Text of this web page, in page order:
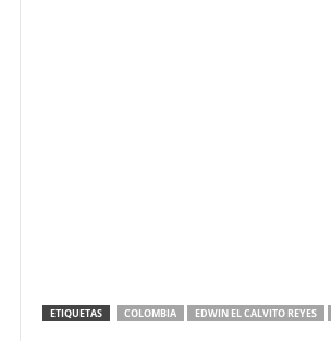
ETIQUETAS COLOMBIA EDWIN EL CALVITO REYES